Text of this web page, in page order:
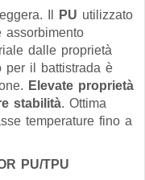
Il PU utilizzato
assorbimento
dalle proprietà
per il battistrada è
Elevate proprietà
stabilità. Ottima
temperature fino a
PU/TPU